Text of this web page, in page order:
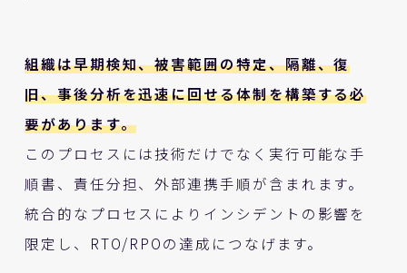
組織は早期検知、被害範囲の特定、隔離、復
旧、事後分析を迅速に回せる体制を構築する必
要があります。
このプロセスには技術だけでなく実行可能な手
順書、責任分担、外部連携手順が含まれます。
統合的なプロセスによりインシデントの影響を
限定し、RTO/RPOの達成につなげます。